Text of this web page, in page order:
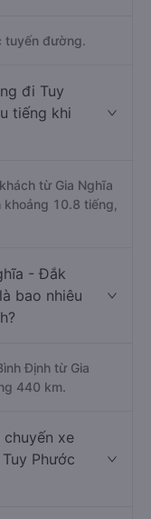
tuyến đường.
đi Tuy
tiếng khi
từ Gia Nghĩa
10.8 tiếng,
- Đắk
bao nhiêu
Định từ Gia
440 km.
xe
Phước